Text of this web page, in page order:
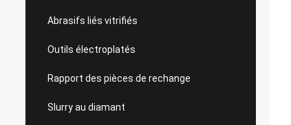
Abrasifs liés vitrifiés
Outils électroplatés
Rapport des pièces de rechange
Slurry au diamant